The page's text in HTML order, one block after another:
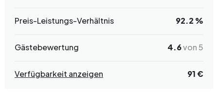
Preis-Leistungs-Verhältnis 92.2 %
Gästebewertung 4.6von 5
Verfügbarkeit anzeigen 91 €